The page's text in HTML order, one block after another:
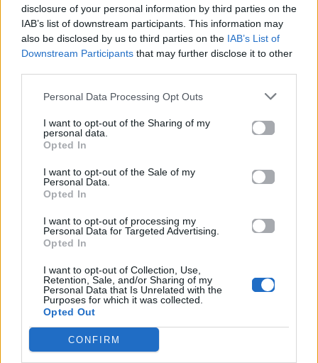
disclosure of your personal information by third parties on the
IAB’s list of downstream participants. This information may
also be disclosed by us to third parties on the IAB’s List of
Downstream Participants that may further disclose it to other
Personal Data Processing Opt Outs
I want to opt-out of the Sharing of my
personal data.
Opted In
I want to opt-out of the Sale of my
Personal Data.
Opted In
I want to opt-out of processing my
Personal Data for Targeted Advertising.
Opted In
I want to opt-out of Collection, Use,
Retention, Sale, and/or Sharing of my
Personal Data that Is Unrelated with the
Purposes for which it was collected.
Opted Out
CONFIRM
Μη με διώχνεις μακριά
Ελλάδα φτάνει πια
Ελλάδα φτάνει πια
Ελλάδα φτάνει πια να τρως εσύ η ίδια τα παιδιά
(Ελλάδα) Με τη μουσική σου
(Ελλάδα) Με το Διόνυσό σου
(Ελλάδα) Με το φιλότιμό σου
(Ελλάδα) Με το εικόσι ένα
(Ελλάδα) Με την Αγιά Σοφία σου
(Ελλάδα) Με τους ποιητές σου
(Ελλάδα) Με τη λευτεριά σου